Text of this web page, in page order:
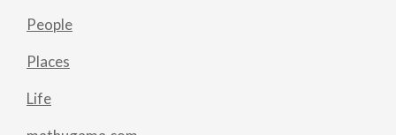
People
Places
Life